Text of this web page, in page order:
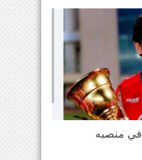
في منصبه